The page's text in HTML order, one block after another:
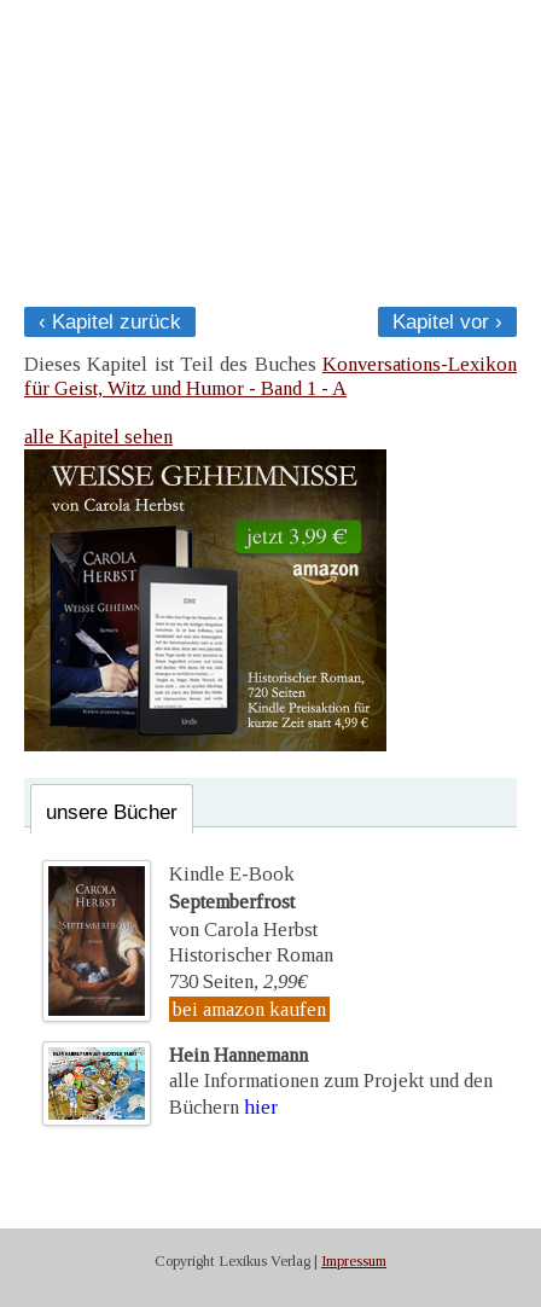
‹ Kapitel zurück
Kapitel vor ›
Dieses Kapitel ist Teil des Buches Konversations-Lexikon
für Geist, Witz und Humor - Band 1 - A
alle Kapitel sehen
unsere Bücher
Kindle E-Book
Septemberfrost
von Carola Herbst
Historischer Roman
730 Seiten, 2,99€
bei amazon kaufen
Hein Hannemann
alle Informationen zum Projekt und den
Büchern hier
Copyright Lexikus Verlag | Impressum